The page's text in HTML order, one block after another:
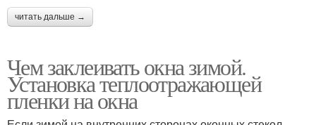
читать дальше →
Чем заклеивать окна зимой.
Установка теплоотражающей
пленки на окна